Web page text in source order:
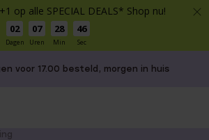
op alle SPECIAL DEALS* Shop nu!
02
Dagen
07
Uren
28
Min
46
Sec
voor 17.00 besteld, morgen in huis